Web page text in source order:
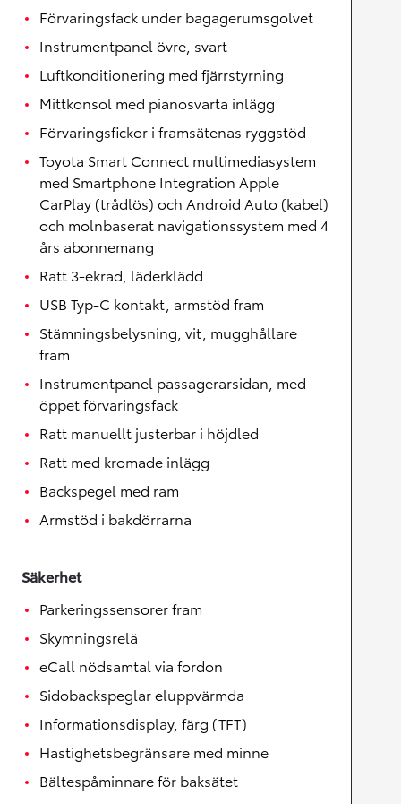
Förvaringsfack under bagagerumsgolvet
Instrumentpanel övre, svart
Luftkonditionering med fjärrstyrning
Mittkonsol med pianosvarta inlägg
Förvaringsfickor i framsätenas ryggstöd
Toyota Smart Connect multimediasystem
med Smartphone Integration Apple
CarPlay (trådlös) och Android Auto (kabel)
och molnbaserat navigationssystem med 4
års abonnemang
Ratt 3-ekrad, läderklädd
USB Typ-C kontakt, armstöd fram
Stämningsbelysning, vit, mugghållare
fram
Instrumentpanel passagerarsidan, med
öppet förvaringsfack
Ratt manuellt justerbar i höjdled
Ratt med kromade inlägg
Backspegel med ram
Armstöd i bakdörrarna
Säkerhet
Parkeringssensorer fram
Skymningsrelä
eCall nödsamtal via fordon
Sidobackspeglar eluppvärmda
Informationsdisplay, färg (TFT)
Hastighetsbegränsare med minne
Bältespåminnare för baksätet